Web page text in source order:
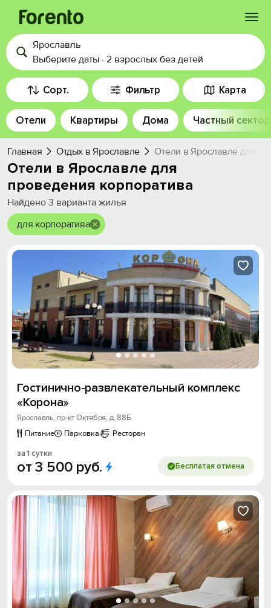
Войти
Избранное
История просмотра
Добавить свой объект
Ярославль
Выберите даты · 2 взрослых без детей
Сорт. Фильтр Карта
Отели Квартиры Дома Частный сектор
Главная Отдых в Ярославле Отели в Ярославле для
Отели в Ярославле для
проведения корпоратива
Найдено 3 варианта жилья
для корпоратива
Гостинично-развлекательный комплекс
«Корона»
Ярославль, пр-кт Октября, д. 88Б
Питание
Парковка Ресторан
за 1 сутки
от3 500 руб. Бесплатая отмена